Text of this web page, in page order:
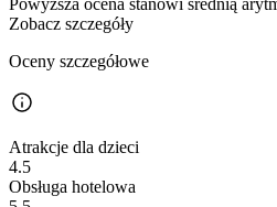
Powyższa ocena stanowi średnią
Zobacz szczegóły
Oceny szczegółowe
Atrakcje dla dzieci
4.5
Obsługa hotelowa